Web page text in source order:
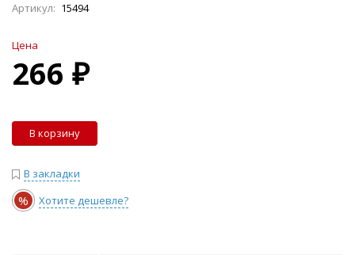
Артикул: 15494
Цена
266 ₽
В корзину
В закладки
% Хотите дешевле?